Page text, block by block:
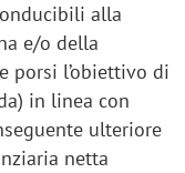
alla
e/o della
porsi l’obiettivo di
in linea con
ulteriore
netta